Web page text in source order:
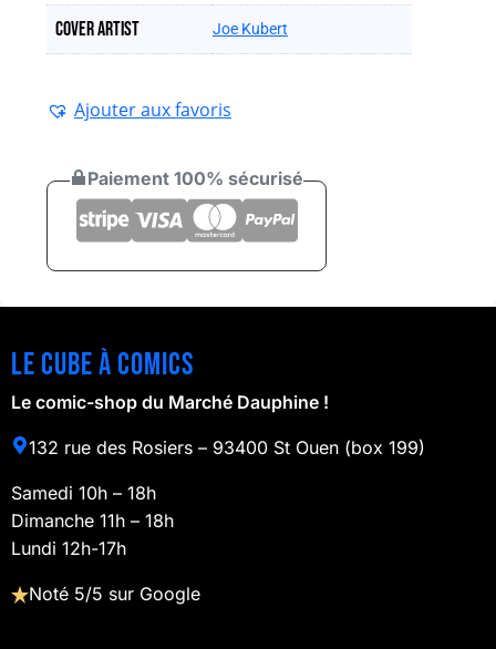
Cover artist Joe Kubert
Ajouter aux favoris
Paiement 100% sécurisé
Le cube à comics
Le comic-shop du Marché Dauphine !
132 rue des Rosiers – 93400 St Ouen (box 199)
Samedi 10h – 18h
Dimanche 11h – 18h
Lundi 12h-17h
Noté 5/5 sur Google